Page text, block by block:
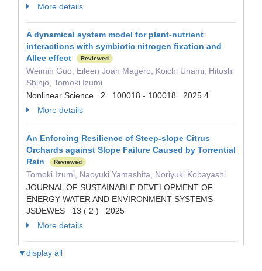
More details
A dynamical system model for plant-nutrient
interactions with symbiotic nitrogen fixation and
Allee effect
Reviewed
Weimin Guo, Eileen Joan Magero, Koichi Unami, Hitoshi
Shinjo, Tomoki Izumi
Nonlinear Science 2 100018 - 100018 2025.4
More details
An Enforcing Resilience of Steep-slope Citrus
Orchards against Slope Failure Caused by Torrential
Rain
Reviewed
Tomoki Izumi, Naoyuki Yamashita, Noriyuki Kobayashi
JOURNAL OF SUSTAINABLE DEVELOPMENT OF
ENERGY WATER AND ENVIRONMENT SYSTEMS-
JSDEWES 13 ( 2 ) 2025
More details
▼display all